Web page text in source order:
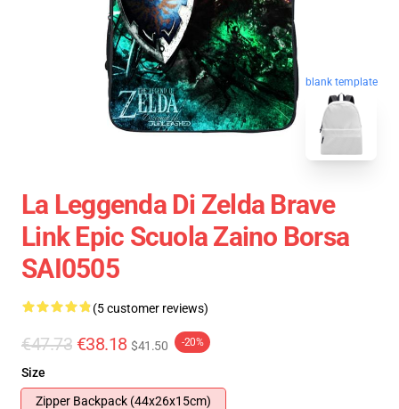
blank template
La Leggenda Di Zelda Brave
Link Epic Scuola Zaino Borsa
SAI0505
(5 customer reviews)
€47.73 €38.18 $41.50 -20%
Size
Zipper Backpack (44x26x15cm)